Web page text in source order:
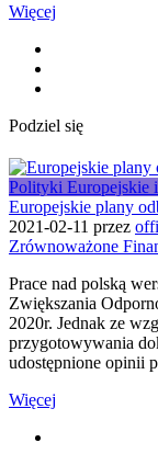
Więcej
Podziel się
Polityki Europejskie
Europejskie plany
2021-02-11 przez
Zrównoważone
Prace nad polską
Zwiększania
2020r. Jednak ze
przygotowywania
udostępnione opinii
Więcej